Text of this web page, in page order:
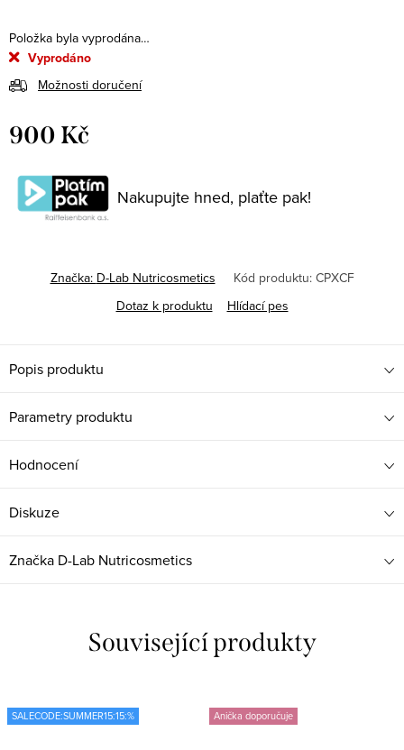
Položka byla vyprodána…
Vyprodáno
Možnosti doručení
900 Kč
cena:
Nakupujte hned, plaťte pak!
Značka: D-Lab Nutricosmetics Kód produktu: CPXCF
Dotaz k produktu
Hlídací pes
Popis produktu
Parametry produktu
Hodnocení
Diskuze
Značka D-Lab Nutricosmetics
Související produkty
SALECODE:SUMMER15:15:% Anička doporučuje